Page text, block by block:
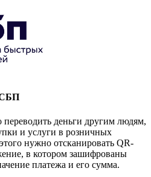
СБП
деньги другим людям,
и услуги в розничных
нужно отсканировать QR-
в котором зашифрованы
платежа и его сумма.